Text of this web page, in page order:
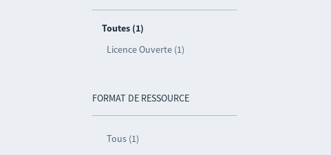
Toutes (1)
Licence Ouverte (1)
FORMAT DE RESSOURCE
Tous (1)